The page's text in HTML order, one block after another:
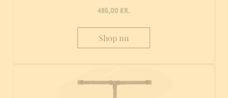
485,00 kr.
Shop nu